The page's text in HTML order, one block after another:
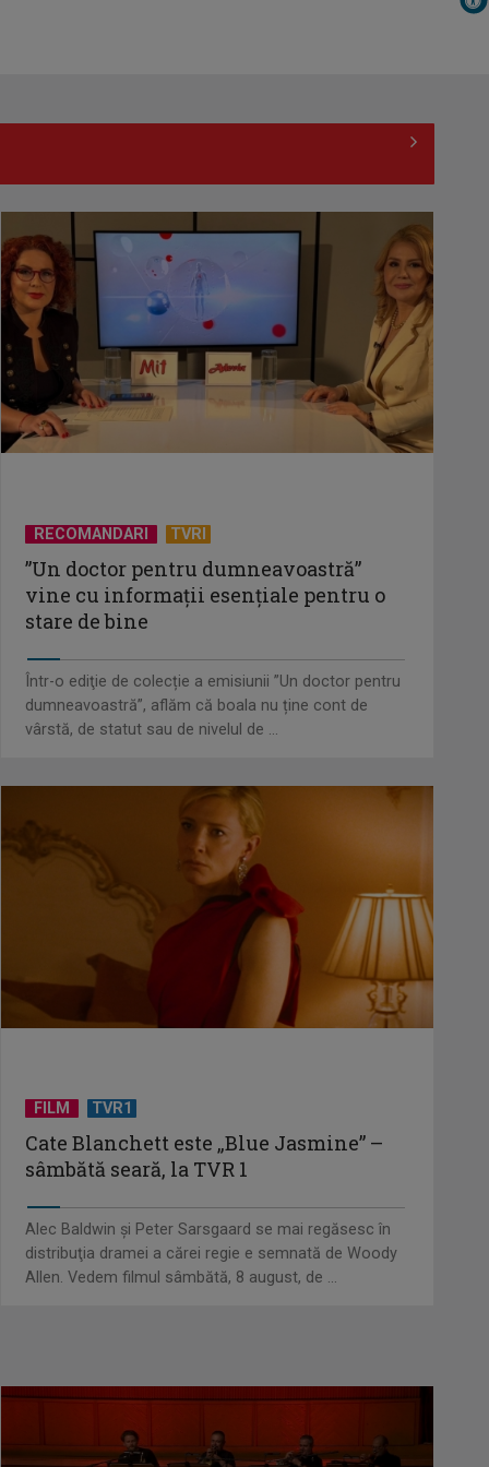
„Societății” din ...
Visul începe la „Vedeta Familiei”! Au
început înscrierile pentru sezonul 9
David Popovici atacă o
performanţă istorică la Europene.
„Frații Jderi”, superproducția
inspirată din opera lui Mihail
Sadoveanu, la ...
vine cu informații esențiale pentru
o stare ...
umple duminicile de aventură, la
TVR 2
Piesa „Un actor grăbit” a Laurei
Stoica – prima în topul
preferinţelor ...
RECOMANDARI TVRI
”Un doctor pentru dumneavoastră”
vine cu informații esențiale pentru o
stare de bine
Într-o ediţie de colecție a emisiunii ”Un doctor pentru
dumneavoastră”, aflăm că boala nu ține cont de
vârstă, de statut sau de nivelul de ...
FILM TVR1
Cate Blanchett este „Blue Jasmine” –
sâmbătă seară, la TVR 1
Alec Baldwin şi Peter Sarsgaard se mai regăsesc în
distribuţia dramei a cărei regie e semnată de Woody
Allen. Vedem filmul sâmbătă, 8 august, de ...